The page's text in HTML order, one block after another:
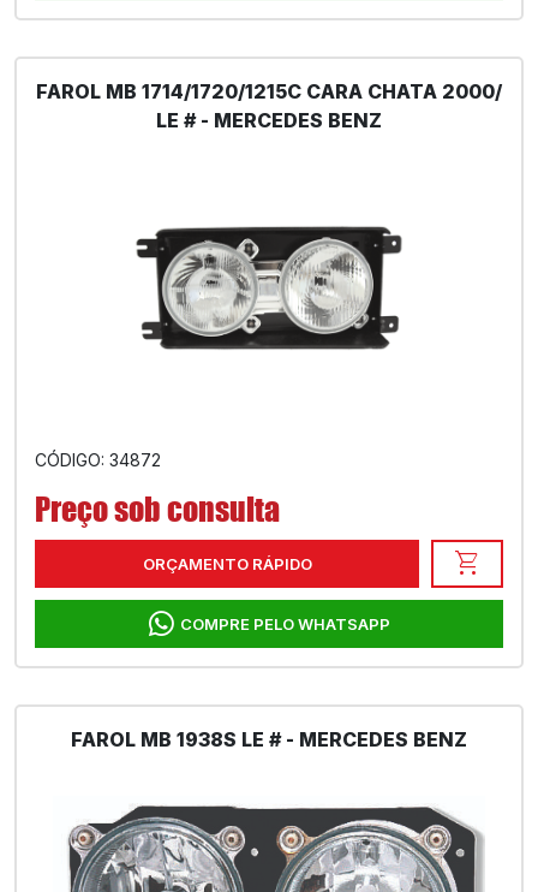
FAROL MB 1714/1720/1215C CARA CHATA 2000/
LE # - MERCEDES BENZ
CÓDIGO: 34872
Preço sob consulta
ORÇAMENTO RÁPIDO shopping_cart
COMPRE PELO WHATSAPP
FAROL MB 1938S LE # - MERCEDES BENZ